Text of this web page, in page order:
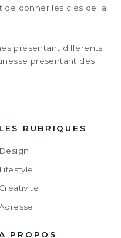
de donner les clés de la
présentant différents
présentant des
LES RUBRIQUES
Design
Lifestyle
Créativité
PROPOS